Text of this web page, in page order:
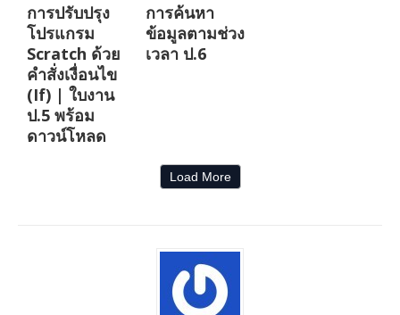
การปรับปรุง
โปรแกรม
Scratch ด้วย
คำสั่งเงื่อนไข
(If) | ใบงาน
ป.5 พร้อม
ดาวน์โหลด
การค้นหา
ข้อมูลตามช่วง
เวลา ป.6
Load More